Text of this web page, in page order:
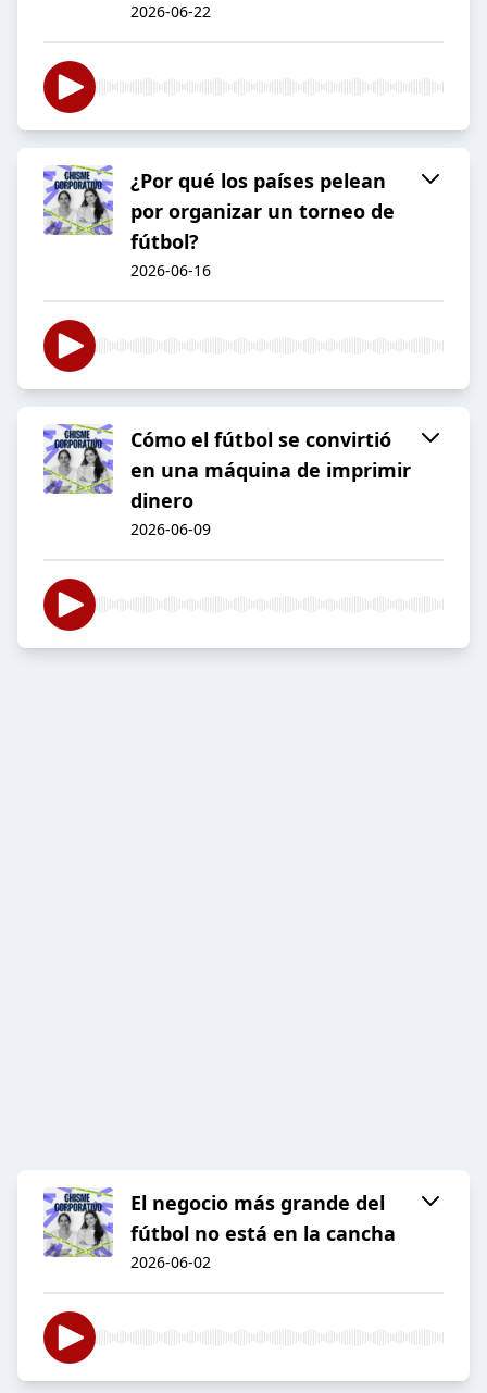
2026-06-22
¿Por qué los países pelean
por organizar un torneo de
fútbol?
2026-06-16
Cómo el fútbol se convirtió
en una máquina de imprimir
dinero
2026-06-09
El negocio más grande del
fútbol no está en la cancha
2026-06-02